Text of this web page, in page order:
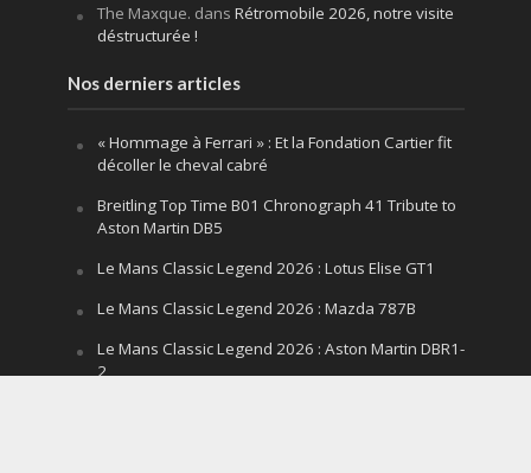
The Maxque. dans Rétromobile 2026, notre visite
déstructurée !
Nos derniers articles
« Hommage à Ferrari » : Et la Fondation Cartier fit
décoller le cheval cabré
Breitling Top Time B01 Chronograph 41 Tribute to
Aston Martin DB5
Le Mans Classic Legend 2026 : Lotus Elise GT1
Le Mans Classic Legend 2026 : Mazda 787B
Le Mans Classic Legend 2026 : Aston Martin DBR1-
2